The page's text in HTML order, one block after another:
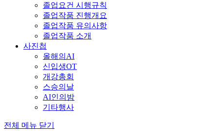
졸업요건 시행규칙
졸업작품 진행개요
졸업작품 유의사항
졸업작품 소개
사진첩
올해의AI
신입생OT
개강총회
스승의날
AI인의밤
기타행사
전체 메뉴 닫기